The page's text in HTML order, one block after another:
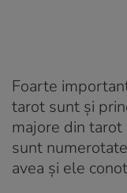
Foarte
tarot sunt și
majore din tarot
sunt
avea și ele